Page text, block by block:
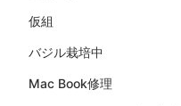
仮組
バジル栽培中
Mac Book修理